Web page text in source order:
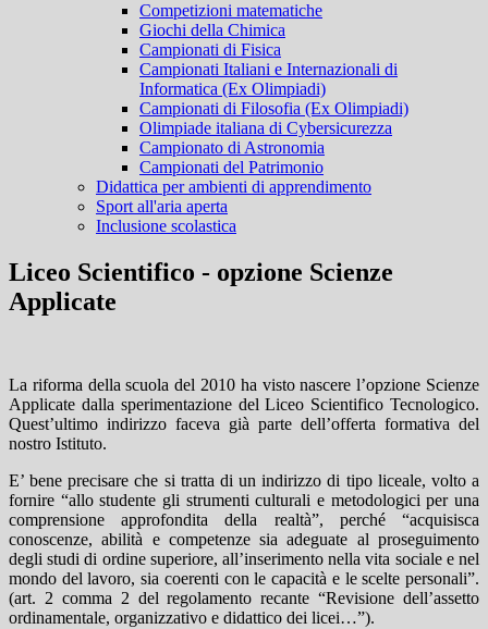
Competizioni matematiche
Giochi della Chimica
Campionati di Fisica
Campionati Italiani e Internazionali di
Informatica (Ex Olimpiadi)
Campionati di Filosofia (Ex Olimpiadi)
Olimpiade italiana di Cybersicurezza
Campionato di Astronomia
Campionati del Patrimonio
Didattica per ambienti di apprendimento
Sport all'aria aperta
Inclusione scolastica
Liceo Scientifico - opzione Scienze
Applicate
La riforma della scuola del 2010 ha visto nascere l’opzione Scienze
Applicate dalla sperimentazione del Liceo Scientifico Tecnologico.
Quest’ultimo indirizzo faceva già parte dell’offerta formativa del
nostro Istituto.
E’ bene precisare che si tratta di un indirizzo di tipo liceale, volto a
fornire “allo studente gli strumenti culturali e metodologici per una
comprensione approfondita della realtà”, perché “acquisisca
conoscenze, abilità e competenze sia adeguate al proseguimento
degli studi di ordine superiore, all’inserimento nella vita sociale e nel
mondo del lavoro, sia coerenti con le capacità e le scelte personali”.
(art. 2 comma 2 del regolamento recante “Revisione dell’assetto
ordinamentale, organizzativo e didattico dei licei…”).